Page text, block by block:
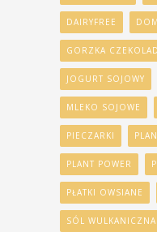
DAIRYFREE
GORZKA
JOGURT SOJOWY
MLEKO SOJOWE
PIECZARKI
PLANT POWER
PŁATKI OWSIANE
SÓL WULKANICZNA